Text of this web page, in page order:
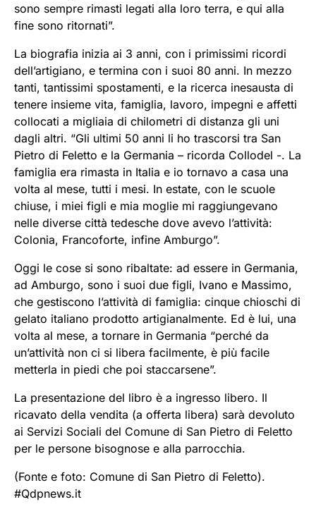
sono sempre rimasti legati alla loro terra, e qui alla
fine sono ritornati”.
La biografia inizia ai 3 anni, con i primissimi ricordi
dell’artigiano, e termina con i suoi 80 anni. In mezzo
tanti, tantissimi spostamenti, e la ricerca inesausta di
tenere insieme vita, famiglia, lavoro, impegni e affetti
collocati a migliaia di chilometri di distanza gli uni
dagli altri. “Gli ultimi 50 anni li ho trascorsi tra San
Pietro di Feletto e la Germania – ricorda Collodel -. La
famiglia era rimasta in Italia e io tornavo a casa una
volta al mese, tutti i mesi. In estate, con le scuole
chiuse, i miei figli e mia moglie mi raggiungevano
nelle diverse città tedesche dove avevo l’attività:
Colonia, Francoforte, infine Amburgo”.
Oggi le cose si sono ribaltate: ad essere in Germania,
ad Amburgo, sono i suoi due figli, Ivano e Massimo,
che gestiscono l’attività di famiglia: cinque chioschi di
gelato italiano prodotto artigianalmente. Ed è lui, una
volta al mese, a tornare in Germania “perché da
un’attività non ci si libera facilmente, è più facile
metterla in piedi che poi staccarsene”.
La presentazione del libro è a ingresso libero. Il
ricavato della vendita (a offerta libera) sarà devoluto
ai Servizi Sociali del Comune di San Pietro di Feletto
per le persone bisognose e alla parrocchia.
(Fonte e foto: Comune di San Pietro di Feletto).
#Qdpnews.it